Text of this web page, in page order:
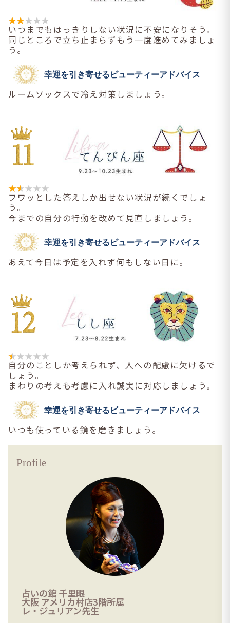
いつまでもはっきりしない状況に不安になりそう。
同じところで立ち止まらずもう一度進めてみましょ
う。
幸運を引き寄せるビューティーアドバイス
ルームソックスで冷え対策しましょう。
フワッとした答えしか出せない状況が続くでしょ
う。
今までの自分の行動を改めて見直しましょう。
幸運を引き寄せるビューティーアドバイス
あえて今日は予定を入れず何もしない日に。
自分のことしか考えられず、人への配慮に欠けるで
しょう。
まわりの考えも考慮に入れ誠実に対応しましょう。
幸運を引き寄せるビューティーアドバイス
いつも使っている鏡を磨きましょう。
Profile
占いの館 千里眼
大阪 アメリカ村店3階所属
レ・ジュリアン先生